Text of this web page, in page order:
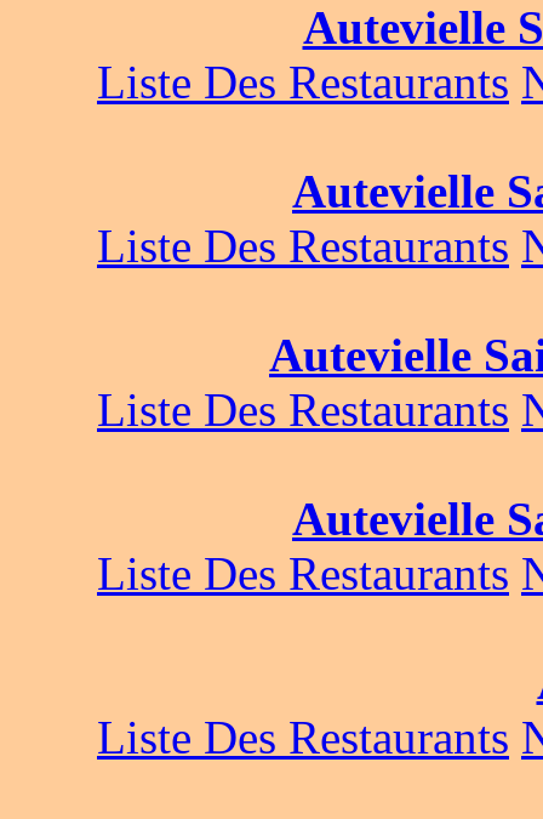
Autevielle
Liste Des Restaurants
Autevielle
Liste Des Restaurants
Autevielle
Liste Des Restaurants
Autevielle
Liste Des Restaurants
Liste Des Restaurants